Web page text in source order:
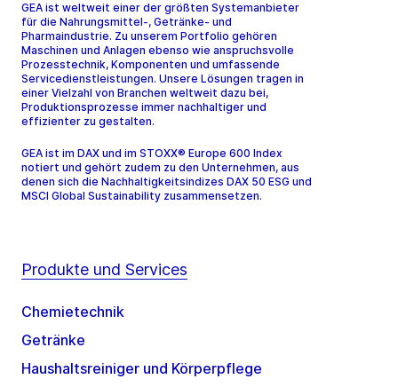
GEA ist weltweit einer der größten Systemanbieter
für die Nahrungsmittel-, Getränke- und
Pharmaindustrie. Zu unserem Portfolio gehören
Maschinen und Anlagen ebenso wie anspruchsvolle
Prozesstechnik, Komponenten und umfassende
Servicedienstleistungen. Unsere Lösungen tragen in
einer Vielzahl von Branchen weltweit dazu bei,
Produktionsprozesse immer nachhaltiger und
effizienter zu gestalten.
GEA ist im DAX und im STOXX® Europe 600 Index
notiert und gehört zudem zu den Unternehmen, aus
denen sich die Nachhaltigkeitsindizes DAX 50 ESG und
MSCI Global Sustainability zusammensetzen.
Produkte und Services
Chemietechnik
Getränke
Haushaltsreiniger und Körperpflege